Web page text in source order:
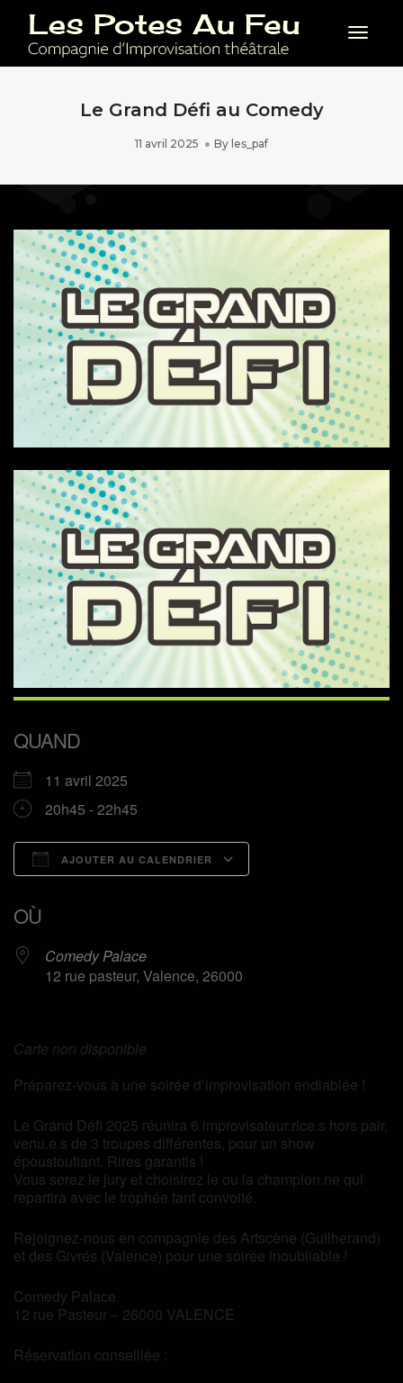
Le Grand Défi au Comedy
11 avril 2025 By les_paf
QUAND
11 avril 2025
20h45 - 22h45
AJOUTER AU CALENDRIER
OÙ
Comedy Palace
12 rue pasteur, Valence, 26000
Carte non disponible
Préparez-vous à une soirée d’improvisation endiablée !
Le Grand Défi 2025 réunira 6 improvisateur.rice.s hors pair,
venu.e.s de 3 troupes différentes, pour un show
époustouflant. Rires garantis !
Vous serez le jury et choisirez le ou la champion.ne qui
repartira avec le trophée tant convoité.
Rejoignez-nous en compagnie des Artscène (Guilherand)
et des Givrés (Valence) pour une soirée inoubliable !
Comedy Palace
12 rue Pasteur – 26000 VALENCE
Réservation conseillée :